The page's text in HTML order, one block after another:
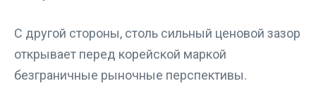
С другой стороны, столь сильный ценовой зазор
открывает перед корейской маркой
безграничные рыночные перспективы.